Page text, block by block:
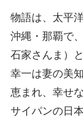
物語は、太平
沖縄・那覇で
石家さんま）
幸一は妻の美
恵まれ、幸せ
サイパンの日